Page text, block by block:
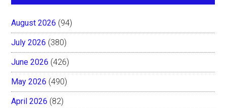
August 2026 (94)
July 2026 (380)
June 2026 (426)
May 2026 (490)
April 2026 (82)